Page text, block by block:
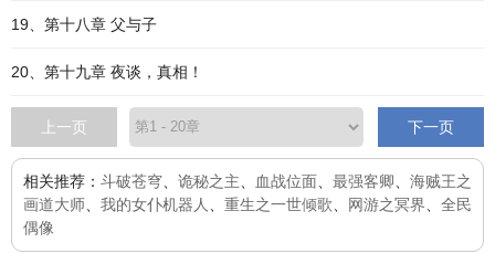
19、第十八章 父与子
20、第十九章 夜谈，真相！
上一页 下一页
相关推荐： 斗破苍穹 诡秘之主 血战位面 最强客卿
海贼王之
画道大师
我的女仆机器人 重生之一世倾歌 网游之冥界
全民
偶像